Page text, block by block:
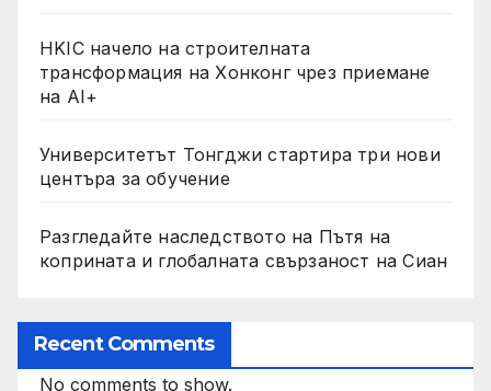
HKIC начело на строителната
трансформация на Хонконг чрез приемане
на AI+
Университетът Тонгджи стартира три нови
центъра за обучение
Разгледайте наследството на Пътя на
коприната и глобалната свързаност на Сиан
Recent Comments
No comments to show.